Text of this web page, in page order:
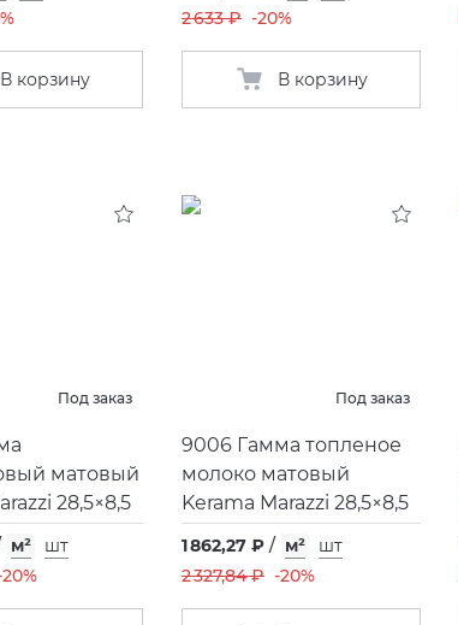
В корзину
2 633 ₽ -20%
В корзину
Под заказ
матовый
28,5×8,5
м²
шт
Под заказ
9006 Гамма топленое
молоко матовый
Kerama Marazzi 28,5×8,5
1 862,27 ₽ / м²
шт
2 327,84 ₽ -20%